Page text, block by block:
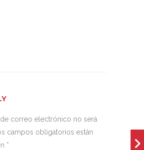
correo electrónico no será
campos obligatorios están
*